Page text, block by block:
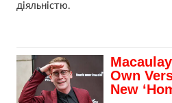
діяльністю.